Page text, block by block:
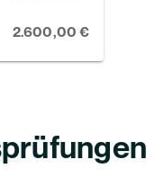
2.600,00 €